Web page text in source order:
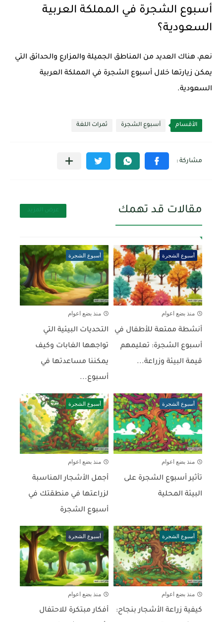
أسبوع الشجرة في المملكة العربية
السعودية؟
نعم، هناك العديد من المناطق الجميلة والمزارع والحدائق التي
يمكن زيارتها خلال أسبوع الشجرة في المملكة العربية
السعودية.
الأقسام أسبوع الشجرة ثمرات اللغة
مقالات قد تهمك عرض المزيد
أسبوع الشجرة
منذ بضع اعوام
أنشطة ممتعة للأطفال في
أسبوع الشجرة: تعليمهم
قيمة البيئة وزراعة...
أسبوع الشجرة
منذ بضع اعوام
التحديات البيئية التي
تواجهها الغابات وكيف
يمكننا مساعدتها في
أسبوع...
أسبوع الشجرة
منذ بضع اعوام
تأثير أسبوع الشجرة على
البيئة المحلية
أسبوع الشجرة
منذ بضع اعوام
أجمل الأشجار المناسبة
لزراعتها في منطقتك في
أسبوع الشجرة
أسبوع الشجرة
منذ بضع اعوام
كيفية زراعة الأشجار بنجاح:
أسبوع الشجرة
منذ بضع اعوام
أفكار مبتكرة للاحتفال